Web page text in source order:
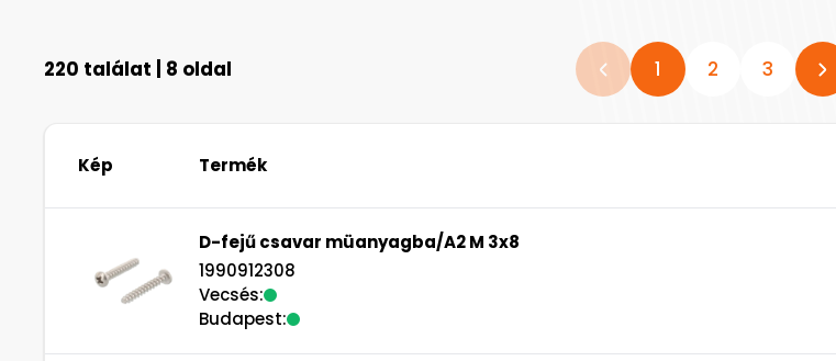
220 találat | 8 oldal 1 2 3
Kép Termék
D-fejű csavar müanyagba/A2 M 3x8
1990912308
Vecsés:
Budapest: